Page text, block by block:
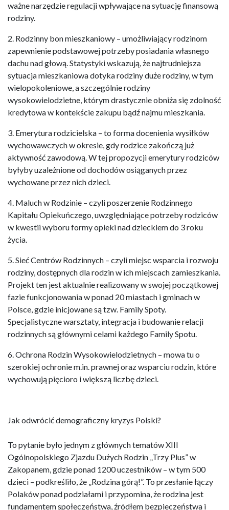
ważne narzędzie regulacji wpływające na sytuację finansową
rodziny.
2. Rodzinny bon mieszkaniowy – umożliwiający rodzinom
zapewnienie podstawowej potrzeby posiadania własnego
dachu nad głową. Statystyki wskazują, że najtrudniejsza
sytuacja mieszkaniowa dotyka rodziny duże rodziny, w tym
wielopokoleniowe, a szczególnie rodziny
wysokowielodzietne, którym drastycznie obniża się zdolność
kredytowa w kontekście zakupu bądź najmu mieszkania.
3. Emerytura rodzicielska – to forma docenienia wysiłków
wychowawczych w okresie, gdy rodzice zakończą już
aktywność zawodową. W tej propozycji emerytury rodziców
byłyby uzależnione od dochodów osiąganych przez
wychowane przez nich dzieci.
4. Maluch w Rodzinie – czyli poszerzenie Rodzinnego
Kapitału Opiekuńczego, uwzględniające potrzeby rodziców
w kwestii wyboru formy opieki nad dzieckiem do 3 roku
życia.
5. Sieć Centrów Rodzinnych – czyli miejsc wsparcia i rozwoju
rodziny, dostępnych dla rodzin w ich miejscach zamieszkania.
Projekt ten jest aktualnie realizowany w swojej początkowej
fazie funkcjonowania w ponad 20 miastach i gminach w
Polsce, gdzie inicjowane są tzw. Family Spoty.
Specjalistyczne warsztaty, integracja i budowanie relacji
rodzinnych są głównymi celami każdego Family Spotu.
6. Ochrona Rodzin Wysokowielodzietnych – mowa tu o
szerokiej ochronie m.in. prawnej oraz wsparciu rodzin, które
wychowują pięcioro i większą liczbę dzieci.
Jak odwrócić demograficzny kryzys Polski?
To pytanie było jednym z głównych tematów XIII
Ogólnopolskiego Zjazdu Dużych Rodzin „Trzy Plus” w
Zakopanem, gdzie ponad 1200 uczestników – w tym 500
dzieci – podkreśliło, że „Rodzina górą!”. To przesłanie łączy
Polaków ponad podziałami i przypomina, że rodzina jest
fundamentem społeczeństwa, źródłem bezpieczeństwa i